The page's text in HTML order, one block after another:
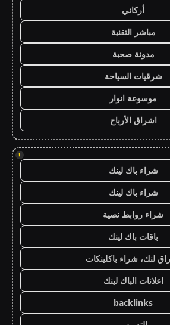
أركاني
مباشر التقنية
مدونة صحبة
شرقيات السياحة
موسوعة انوار
اشراق الأرباح
!
شراء باك لينك
شراء باك لينك
شراء روابط نصية
باقات باك لينك
لنك، شراء باكلينكات
اعلانات الباك لينك
backlinks